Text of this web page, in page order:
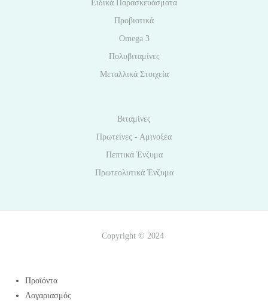
Ειδικά Παρασκευάσματα
Προβιοτικά
Omega 3
Πολυβιταμίνες
Μεταλλικά Στοιχεία
Βιταμίνες
Πρωτείνες - Αμινοξέα
Πεπτικά Ένζυμα
Πρωτεολυτικά Ένζυμα
Copyright © 2024
Προϊόντα
Λογαριασμός